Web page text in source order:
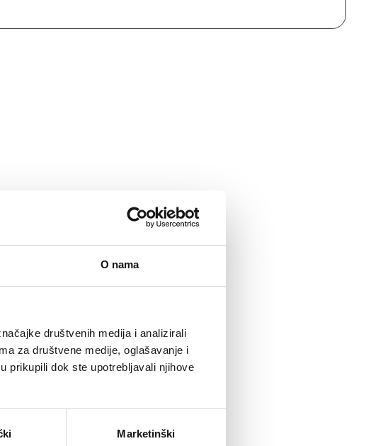
O nama
društvenih medija i analizirali
za društvene medije, oglašavanje i
prikupili dok ste upotrebljavali njihove
Marketinški